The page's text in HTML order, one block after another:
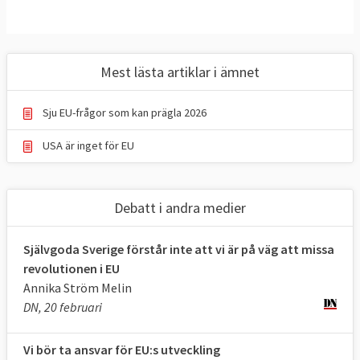
finanskrisen,brexitoch flyktingkrisen
under 2015 som fått länder attvägra ta
emot asylsökandehar debatten fått nytt
bränsle.
många experter och politiker att det behövs
ett närmare samarbete mellan
ledarnaför de fem viktigaste EU-
institutionerna fram en
samarbetet kan fördjupas. I tre steg fram
gemensamt finansdepartement för
Mest lästa artiklar i ämnet
Sju EU-frågor som kan prägla 2026
USA är inget för EU
Debatt i andra medier
Självgoda Sverige förstår inte att vi är på väg att missa
revolutionen i EU
Annika Ström Melin
DN, 20 februari
Vi bör ta ansvar för EU:s utveckling